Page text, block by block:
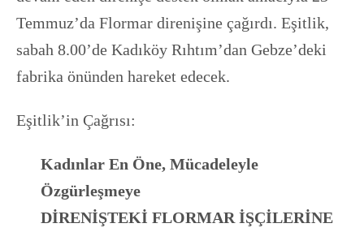
Temmuz’da Flormar direnişine çağırdı. Eşitlik,
sabah 8.00’de Kadıköy Rıhtım’dan Gebze’deki
fabrika önünden hareket edecek.
Eşitlik’in Çağrısı:
Kadınlar En Öne, Mücadeleyle
Özgürleşmeye
DİRENİŞTEKİ FLORMAR İŞÇİLERİNE